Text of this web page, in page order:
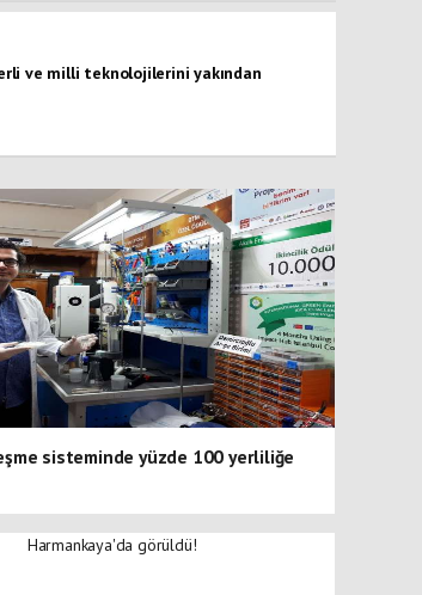
ve milli teknolojilerini yakından
sisteminde yüzde 100 yerliliğe